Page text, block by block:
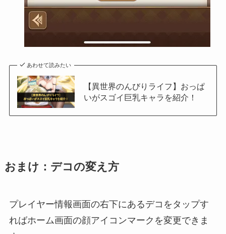
あわせて読みたい
【異世界のんびりライフ】おっぱ
いがスゴイ巨乳キャラを紹介！
おまけ：デコの変え方
プレイヤー情報画面の右下にあるデコをタップす
ればホーム画面の顔アイコンマークを変更できま